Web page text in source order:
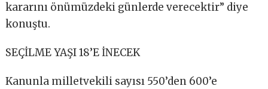
kararını önümüzdeki günlerde verecektir” diye
konuştu.
SEÇİLME YAŞI 18’E İNECEK
Kanunla milletvekili sayısı 550’den 600’e